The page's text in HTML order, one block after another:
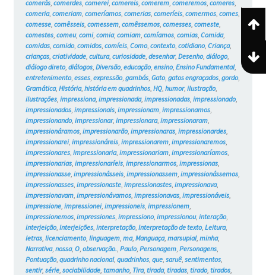
comerás, comerdes, comerei, comereis, comerem, comeremos, comeres,
comeria, comeriam, comeríamos, comerias, comeríeis, comermos, comes,
comesse, comêsseis, comessem, comêssemos, comesses, comeste,
comestes, comeu, comi, comia, comiam, comíamos, comias, Comida,
comidas, comido, comidos, comíeis, Como, contexto, cotidiano, Criança,
crianças, criatividade, cultura, curiosidade, desenhar, Desenho, diálogo,
diálogo direto, diálogos, Diversão, educação, ensino, Ensino Fundamental,
entretenimento, esses, expressão, gambás, Gato, gatos engraçados, gordo,
Gramática, História, história em quadrinhos, HQ, humor, ilustração,
ilustrações, impressiona, impressionada, impressionadas, impressionado,
impressionados, impressionais, impressionam, impressionamos,
impressionando, impressionar, impressionara, impressionaram,
impressionáramos, impressionarão, impressionaras, impressionardes,
impressionarei, impressionáreis, impressionarem, impressionaremos,
impressionares, impressionaria, impressionariam, impressionaríamos,
impressionarias, impressionaríeis, impressionarmos, impressionas,
impressionasse, impressionásseis, impressionassem, impressionássemos,
impressionasses, impressionaste, impressionastes, impressionava,
impressionavam, impressionávamos, impressionavas, impressionáveis,
impressione, impressionei, impressioneis, impressionem,
impressionemos, impressiones, impressiono, impressionou, interação,
interjeição, Interjeições, interpretação, Interpretação de texto, Leitura,
letras, licenciamento, linguagem, ma, Manguaça, marsupial, minha,
Narrativa, nossa, O, observação. Paulo, Personagem, Personagens,
Pontuação, quadrinho nacional, quadrinhos, que, saruê, sentimentos,
sentir, série, sociabilidade, tamanho, Tira, tirada, tiradas, tirado, tirados,